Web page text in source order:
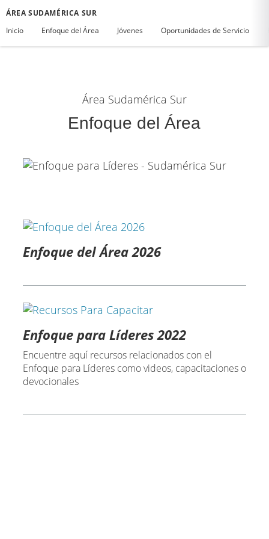
ÁREA SUDAMÉRICA SUR
Inicio
Enfoque del Área Jóvenes Oportunidades de Servicio
Área Sudamérica Sur
Enfoque del Área
Enfoque del Área 2026
Enfoque para Líderes 2022
Encuentre aquí recursos relacionados con el
Enfoque para Líderes como videos, capacitaciones o
devocionales